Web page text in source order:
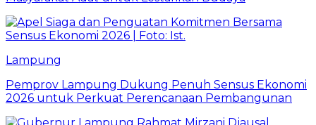
Lampung
Pemprov Lampung Dukung Penuh Sensus Ekonomi
2026 untuk Perkuat Perencanaan Pembangunan